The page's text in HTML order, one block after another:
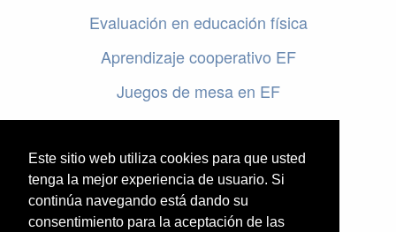
Este sitio web utiliza cookies para que usted
tenga la mejor experiencia de usuario. Si
continúa navegando está dando su
consentimiento para la aceptación de las
Evaluación en educación física
Aprendizaje cooperativo EF
Juegos de mesa en EF
Programar en EF
Cursos online de educación física
Artículos destacados